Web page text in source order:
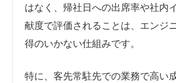
はなく、帰社日への出席率や社内
献度で評価されることは、エンジ
得のいかない仕組みです。
特に、客先常駐先での業務で高い